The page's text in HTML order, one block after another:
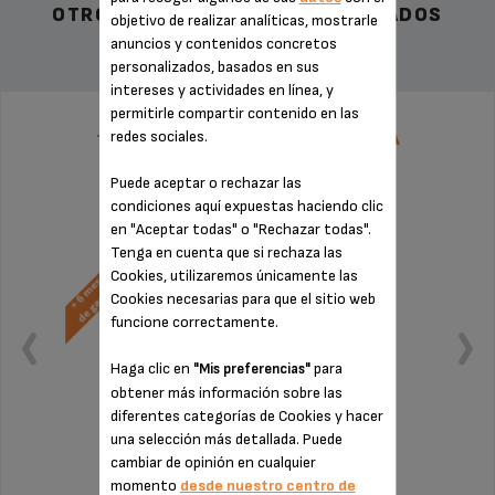
OTROS ACCESORIOS RECOMENDADOS
TARIFA PLANA DE REPARACIÓN CAFETERA
Sin factura ni sorpresas
objetivo de realizar analíticas, mostrarle
anuncios y contenidos concretos
personalizados, basados en sus
intereses y actividades en línea, y
permitirle compartir contenido en las
redes sociales.
Puede aceptar o rechazar las
condiciones aquí expuestas haciendo clic
en "Aceptar todas" o "Rechazar todas".
Tenga en cuenta que si rechaza las
Cookies, utilizaremos únicamente las
Cookies necesarias para que el sitio web
funcione correctamente.
Haga clic en "Mis preferencias"para
obtener más información sobre las
diferentes categorías de Cookies y hacer
una selección más detallada. Puede
cambiar de opinión en cualquier
momento desde nuestro centro de